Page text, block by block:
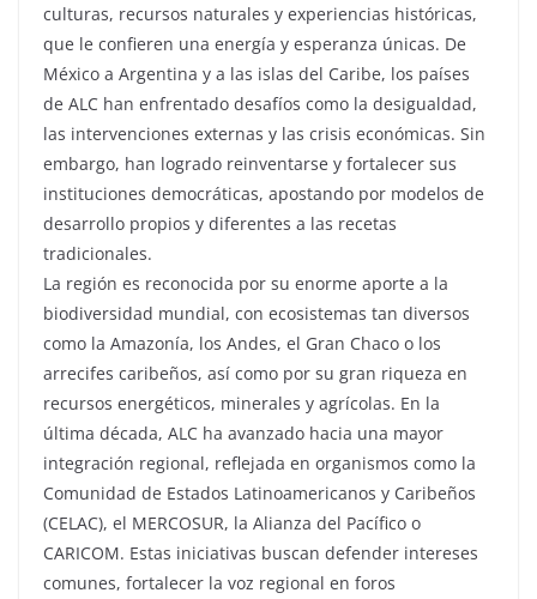
culturas, recursos naturales y experiencias históricas,
que le confieren una energía y esperanza únicas. De
México a Argentina y a las islas del Caribe, los países
de ALC han enfrentado desafíos como la desigualdad,
las intervenciones externas y las crisis económicas. Sin
embargo, han logrado reinventarse y fortalecer sus
instituciones democráticas, apostando por modelos de
desarrollo propios y diferentes a las recetas
tradicionales.
La región es reconocida por su enorme aporte a la
biodiversidad mundial, con ecosistemas tan diversos
como la Amazonía, los Andes, el Gran Chaco o los
arrecifes caribeños, así como por su gran riqueza en
recursos energéticos, minerales y agrícolas. En la
última década, ALC ha avanzado hacia una mayor
integración regional, reflejada en organismos como la
Comunidad de Estados Latinoamericanos y Caribeños
(CELAC), el MERCOSUR, la Alianza del Pacífico o
CARICOM. Estas iniciativas buscan defender intereses
comunes, fortalecer la voz regional en foros